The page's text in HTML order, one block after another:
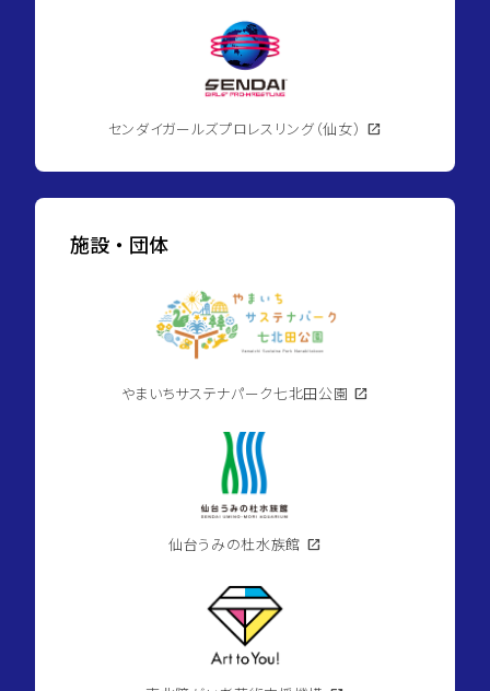
センダイガールズプロレスリング（仙女） open_in_new
施設・団体
やまいちサステナパーク七北田公園 open_in_new
仙台うみの杜水族館 open_in_new